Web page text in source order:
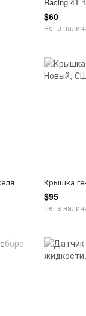
$60
Нет в
Крышка
$95
Нет в